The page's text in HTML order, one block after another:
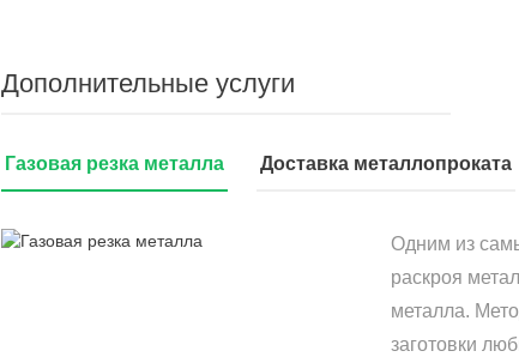
Дополнительные услуги
Газовая резка металла Доставка металлопроката
Одним из
раскроя
металла.
заготовки